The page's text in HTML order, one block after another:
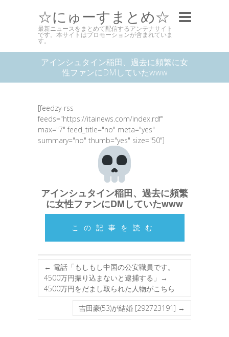
☆にゅーすまとめ☆
最新ニュースをまとめて配信するアンテナサイト
です。本サイトはプロモーションが含まれていま
す。
アインシュタイン稲田、過去に頻繁に女
性ファンにDMしていたwww
[feedzy-rss
feeds="https://itainews.com/index.rdf"
max="7" feed_title="no" meta="yes"
summary="no" thumb="yes" size="50"]
アインシュタイン稲田、過去に頻繁
に女性ファンにDMしていたwww
この記事を読む
← 電話「もしもし中国の公安職員です。
4500万円振り込まないと逮捕する」→
4500万円をだまし取られた人物がこちら
吉田豪(53)が結婚 [292723191] →